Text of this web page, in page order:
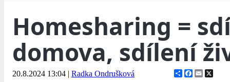
Homesharing =
domova, sdílení
20.8.2024 13:04 | Radka Ondrušková ShareFacebook
Email